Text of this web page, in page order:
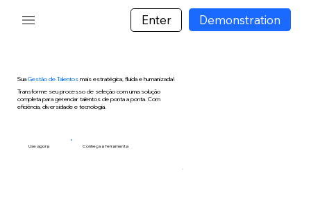
Enter Demonstration
SuaGestão de Talentos mais estratégica, fluida e humanizada!
Transforme seu processo de seleção com uma solução
completa para gerenciar talentos de ponta a ponta. Com
eficiência, diversidade e tecnologia.
Use agora Conheça a ferramenta